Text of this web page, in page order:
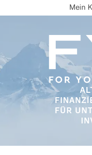
to
FÜR
Mein